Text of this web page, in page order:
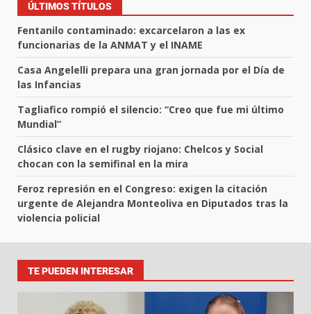
ÚLTIMOS TÍTULOS
Fentanilo contaminado: excarcelaron a las ex
funcionarias de la ANMAT y el INAME
Casa Angelelli prepara una gran jornada por el Día de
las Infancias
Tagliafico rompió el silencio: “Creo que fue mi último
Mundial”
Clásico clave en el rugby riojano: Chelcos y Social
chocan con la semifinal en la mira
Feroz represión en el Congreso: exigen la citación
urgente de Alejandra Monteoliva en Diputados tras la
violencia policial
TE PUEDEN INTERESAR